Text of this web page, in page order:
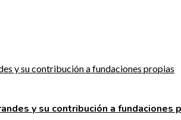
y su contribución a fundaciones